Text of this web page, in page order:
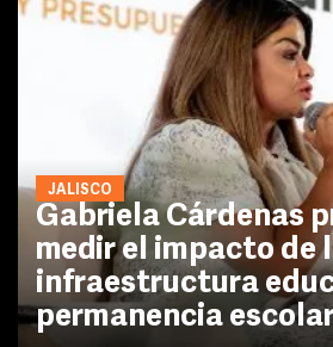
JALISCO
Gabriela Cárdenas
medir el impacto de
infraestructura
permanencia